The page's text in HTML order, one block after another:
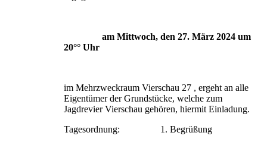
am Mittwoch, den 27. März 2024 um
20°° Uhr
im Mehrzweckraum Vierschau 27 , ergeht an alle
Eigentümer der Grundstücke, welche zum
Jagdrevier Vierschau gehören, hiermit Einladung.
Tagesordnung: 1. Begrüßung